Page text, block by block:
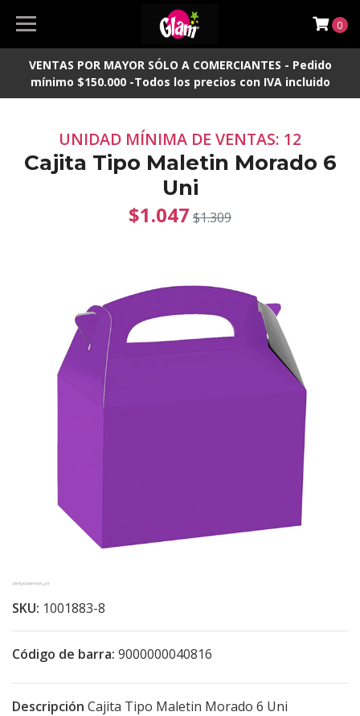
VENTAS POR MAYOR SÓLO A COMERCIANTES - Pedido
mínimo $150.000 -Todos los precios con IVA incluido
0
UNIDAD MÍNIMA DE VENTAS: 12
Cajita Tipo Maletin Morado 6
Uni
$1.047 $1.309
SKU: 1001883-8
Código de barra: 9000000040816
Descripción Cajita Tipo Maletin Morado 6 Uni